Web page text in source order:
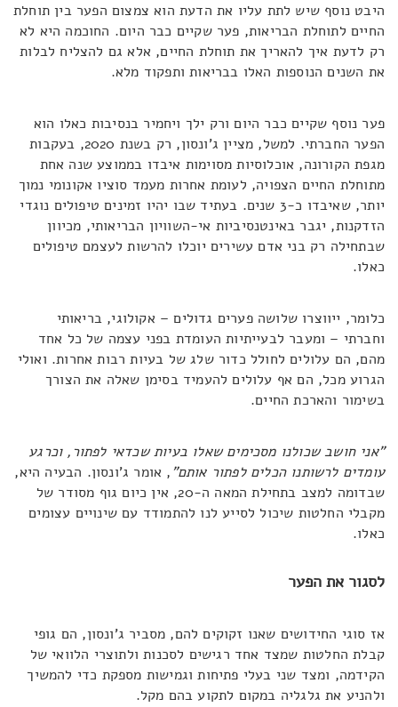
היבט נוסף שיש לתת עליו את הדעת הוא צמצום הפער בין תוחלת
החיים לתוחלת הבריאות, פער שקיים כבר היום. החוכמה היא לא
רק לדעת איך להאריך את תוחלת החיים, אלא גם להצליח לבלות
את השנים הנוספות האלו בבריאות ותפקוד מלא.
פער נוסף שקיים כבר היום ורק ילך ויחמיר בנסיבות כאלו הוא
הפער החברתי. למשל, מציין ג'ונסון, רק בשנת 2020, בעקבות
מגפת הקורונה, אוכלוסיות מסוימות איבדו בממוצע שנה אחת
מתוחלת החיים הצפויה, לעומת אחרות מעמד סוציו אקונומי נמוך
יותר, שאיבדו כ-3 שנים. בעתיד שבו יהיו זמינים טיפולים נוגדי
הזדקנות, יגבר באינטנסיביות אי-השוויון הבריאותי, מכיוון
שבתחילה רק בני אדם עשירים יוכלו להרשות לעצמם טיפולים
כאלו.
כלומר, ייווצרו שלושה פערים גדולים – אקולוגי, בריאותי
וחברתי – ומעבר לבעייתיות העומדת בפני עצמה של כל אחד
מהם, הם עלולים לחולל כדור שלג של בעיות רבות אחרות. ואולי
הגרוע מכל, הם אף עלולים להעמיד בסימן שאלה את הצורך
בשימור והארכת החיים.
"אני חושב שכולנו מסכימים שאלו בעיות שכדאי לפתור, וכרגע
עומדים לרשותנו הכלים לפתור אותם", אומר ג'ונסון. הבעיה היא,
שבדומה למצב בתחילת המאה ה-20, אין כיום גוף מסודר של
מקבלי החלטות שיכול לסייע לנו להתמודד עם שינויים עצומים
כאלו.
לסגור את הפער
אז סוגי החידושים שאנו זקוקים להם, מסביר ג'ונסון, הם גופי
קבלת החלטות שמצד אחד רגישים לסכנות ולתוצרי הלוואי של
הקידמה, ומצד שני בעלי פתיחות וגמישות מספקת כדי להמשיך
ולהניע את גלגליה במקום לתקוע בהם מקל.